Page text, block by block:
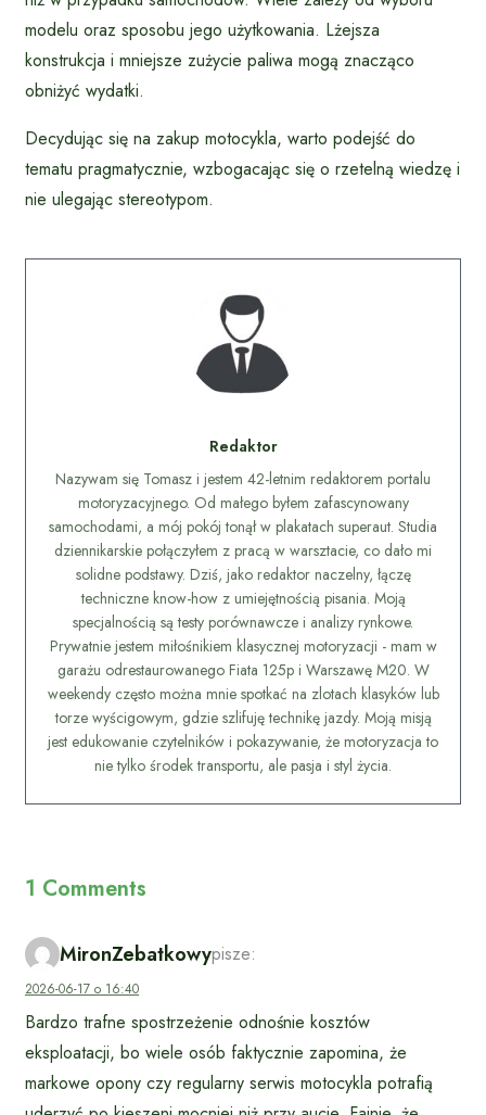
modelu oraz sposobu jego użytkowania. Lżejsza
konstrukcja i mniejsze zużycie paliwa mogą znacząco
obniżyć wydatki.
Decydując się na zakup motocykla, warto podejść do
tematu pragmatycznie, wzbogacając się o rzetelną wiedzę i
nie ulegając stereotypom.
Redaktor
Nazywam się Tomasz i jestem 42-letnim redaktorem portalu
motoryzacyjnego. Od małego byłem zafascynowany
samochodami, a mój pokój tonął w plakatach superaut. Studia
dziennikarskie połączyłem z pracą w warsztacie, co dało mi
solidne podstawy. Dziś, jako redaktor naczelny, łączę
techniczne know-how z umiejętnością pisania. Moją
specjalnością są testy porównawcze i analizy rynkowe.
Prywatnie jestem miłośnikiem klasycznej motoryzacji - mam w
garażu odrestaurowanego Fiata 125p i Warszawę M20. W
weekendy często można mnie spotkać na zlotach klasyków lub
torze wyścigowym, gdzie szlifuję technikę jazdy. Moją misją
jest edukowanie czytelników i pokazywanie, że motoryzacja to
nie tylko środek transportu, ale pasja i styl życia.
1 Comments
MironZebatkowypisze:
2026-06-17 o 16:40
Bardzo trafne spostrzeżenie odnośnie kosztów
eksploatacji, bo wiele osób faktycznie zapomina, że
markowe opony czy regularny serwis motocykla potrafią